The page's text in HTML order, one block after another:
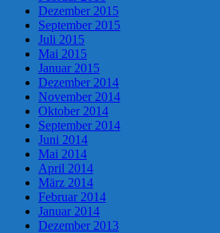
Dezember 2015
September 2015
Juli 2015
Mai 2015
Januar 2015
Dezember 2014
November 2014
Oktober 2014
September 2014
Juni 2014
Mai 2014
April 2014
März 2014
Februar 2014
Januar 2014
Dezember 2013